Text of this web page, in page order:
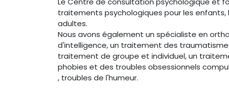
traitements psychologiques pour les
adultes.
Nous avons également un spécialiste en
d'intelligence, un traitement des
traitement de groupe et individuel, un
phobies et des troubles obsessionnels
, troubles de l'humeur.